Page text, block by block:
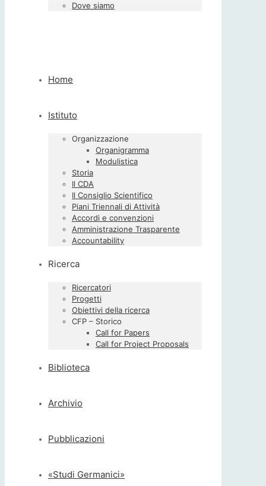
Dove siamo
Home
Istituto
Organizzazione
Organigramma
Modulistica
Storia
Il CDA
Il Consiglio Scientifico
Piani Triennali di Attività
Accordi e convenzioni
Amministrazione Trasparente
Accountability
Ricerca
Ricercatori
Progetti
Obiettivi della ricerca
CFP – Storico
Call for Papers
Call for Project Proposals
Biblioteca
Archivio
Pubblicazioni
«Studi Germanici»